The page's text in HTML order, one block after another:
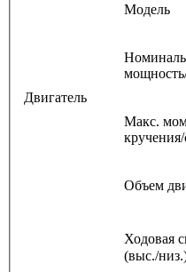
Двигатель
Модель
Макс.
кручения/
Объем
Ходовая
(выс./